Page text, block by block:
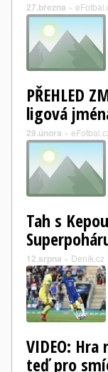
27.března »
PŘEHLED
ligová
29.února »
Tah s
12.srpna » Deník.cz
VIDEO:
teď pro